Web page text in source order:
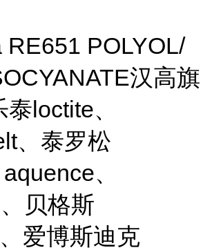
RE651 POLYOL/
汉高旗
loctite、
、泰罗松
、
贝格斯
爱博斯迪克